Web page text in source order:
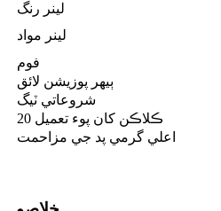
لينر رنگ
لينر مواد
فوم
ٻيهر پوزيشن لائق
شروعاتي ٽيگ
20 ڪلاڪن کان پوء تعميل
اعلي گرمي پد جي مزاحمت